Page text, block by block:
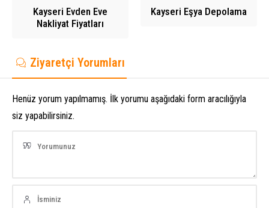
Kayseri Evden Eve
Nakliyat Fiyatları
Kayseri Eşya Depolama
Ziyaretçi Yorumları
Henüz yorum yapılmamış. İlk yorumu aşağıdaki form aracılığıyla
siz yapabilirsiniz.